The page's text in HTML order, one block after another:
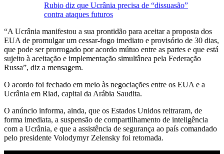
Rubio diz que Ucrânia precisa de “dissuasão”
contra ataques futuros
“A Ucrânia manifestou a sua prontidão para aceitar a proposta dos
EUA de promulgar um cessar-fogo imediato e provisório de 30 dias,
que pode ser prorrogado por acordo mútuo entre as partes e que está
sujeito à aceitação e implementação simultânea pela Federação
Russa”, diz a mensagem.
O acordo foi fechado em meio às negociações entre os EUA e a
Ucrânia em Riad, capital da Arábia Saudita.
O anúncio informa, ainda, que os Estados Unidos reitraram, de
forma imediata, a suspensão de compartilhamento de inteligência
com a Ucrânia, e que a assistência de segurança ao país comandado
pelo presidente Volodymyr Zelensky foi retomada.